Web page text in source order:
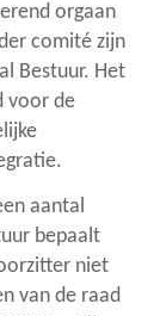
links
orgaan
comité zijn
Bestuur. Het
voor de
aantal
bepaalt
niet
van de raad